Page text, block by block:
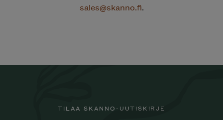
sales@skanno.fi.
TILAA SKANNO-UUTISKIRJE